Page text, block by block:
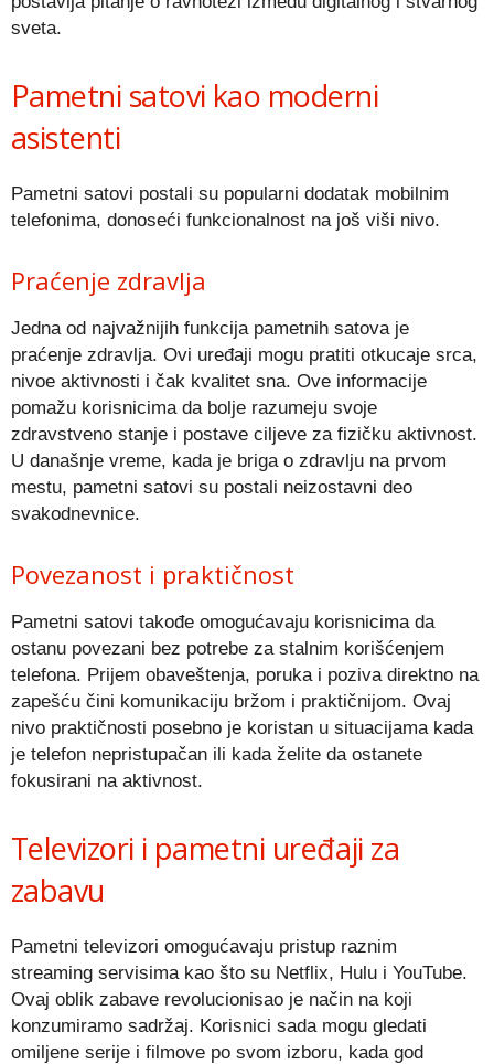
sveta.
Pametni satovi kao moderni
asistenti
Pametni satovi postali su popularni dodatak mobilnim
telefonima, donoseći funkcionalnost na još viši nivo.
Praćenje zdravlja
Jedna od najvažnijih funkcija pametnih satova je
praćenje zdravlja. Ovi uređaji mogu pratiti otkucaje srca,
nivoe aktivnosti i čak kvalitet sna. Ove informacije
pomažu korisnicima da bolje razumeju svoje
zdravstveno stanje i postave ciljeve za fizičku aktivnost.
U današnje vreme, kada je briga o zdravlju na prvom
mestu, pametni satovi su postali neizostavni deo
svakodnevnice.
Povezanost i praktičnost
Pametni satovi takođe omogućavaju korisnicima da
ostanu povezani bez potrebe za stalnim korišćenjem
telefona. Prijem obaveštenja, poruka i poziva direktno na
zapešću čini komunikaciju bržom i praktičnijom. Ovaj
nivo praktičnosti posebno je koristan u situacijama kada
je telefon nepristupačan ili kada želite da ostanete
fokusirani na aktivnost.
Televizori i pametni uređaji za
zabavu
Pametni televizori omogućavaju pristup raznim
streaming servisima kao što su Netflix, Hulu i YouTube.
Ovaj oblik zabave revolucionisao je način na koji
konzumiramo sadržaj. Korisnici sada mogu gledati
omiljene serije i filmove po svom izboru, kada god